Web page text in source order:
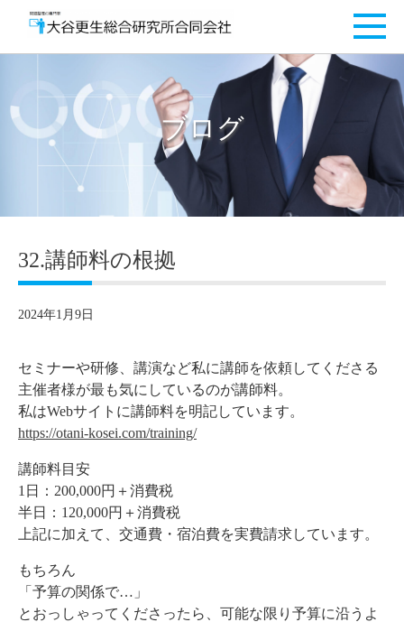
ブログ
32.講師料の根拠
2024年1月9日
セミナーや研修、講演など私に講師を依頼してくださる
主催者様が最も気にしているのが講師料。
私はWebサイトに講師料を明記しています。
https://otani-kosei.com/training/
講師料目安
1日：200,000円＋消費税
半日：120,000円＋消費税
上記に加えて、交通費・宿泊費を実費請求しています。
もちろん
「予算の関係で…」
とおっしゃってくださったら、可能な限り予算に沿うよ